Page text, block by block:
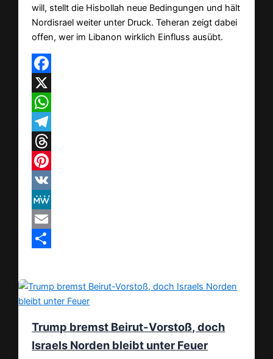
will, stellt die Hisbollah neue Bedingungen und hält
Nordisrael weiter unter Druck. Teheran zeigt dabei
offen, wer im Libanon wirklich Einfluss ausübt.
Facebook
X
WhatsApp
Telegram
Threads
Pinterest
VK
MeWe
Email
Trump bremst Beirut-Vorstoß, doch
Israels Norden bleibt unter Feuer